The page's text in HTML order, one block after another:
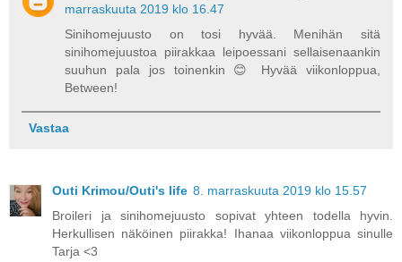
marraskuuta 2019 klo 16.47
Sinihomejuusto on tosi hyvää. Menihän sitä
sinihomejuustoa piirakkaa leipoessani sellaisenaankin
suuhun pala jos toinenkin 😊 Hyvää viikonloppua,
Between!
Vastaa
Outi Krimou/Outi's life 8. marraskuuta 2019 klo 15.57
Broileri ja sinihomejuusto sopivat yhteen todella hyvin.
Herkullisen näköinen piirakka! Ihanaa viikonloppua sinulle
Tarja <3